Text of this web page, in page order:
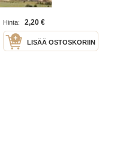
Hinta: 2,20 €
LISÄÄ OSTOSKORIIN